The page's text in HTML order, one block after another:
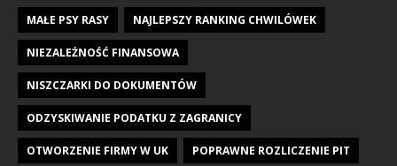
MAŁE PSY RASY NAJLEPSZY RANKING CHWILÓWEK
NIEZALEŻNOŚĆ FINANSOWA
NISZCZARKI DO DOKUMENTÓW
ODZYSKIWANIE PODATKU Z ZAGRANICY
OTWORZENIE FIRMY W UK POPRAWNE ROZLICZENIE PIT